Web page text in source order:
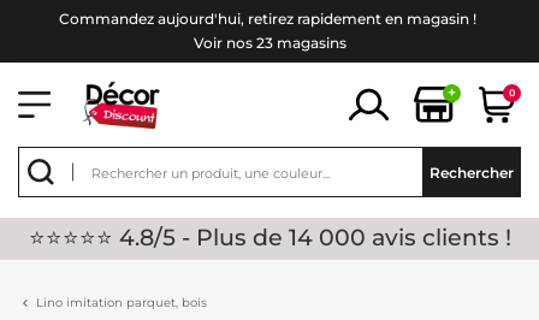
Commandez aujourd'hui, retirez rapidement en magasin !
Voir nos 23 magasins
+ 0
Rechercher
⭐⭐⭐⭐⭐ 4.8/5 - Plus de 14 000 avis clients !
Lino imitation parquet, bois